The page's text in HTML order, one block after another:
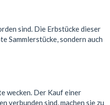
sind. Die Erbstücke dieser
Sammlerstücke, sondern auch
wecken. Der Kauf einer
verbunden sind, machen sie zu